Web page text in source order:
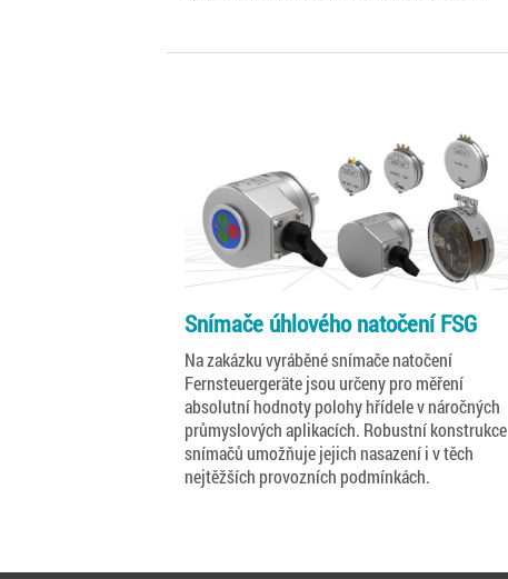
Snímače úhlového natočení FSG
Na zakázku vyráběné snímače natočení
Fernsteuergeräte jsou určeny pro měření
absolutní hodnoty polohy hřídele v náročných
průmyslových aplikacích. Robustní konstrukce
snímačů umožňuje jejich nasazení i v těch
nejtěžších provozních podmínkách.